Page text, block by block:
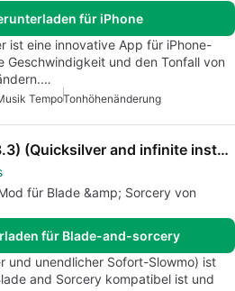
für iPhone
ist eine innovative App für iPhone-
Geschwindigkeit und den Tonfall von
TempoTonhöhenänderung
Time Lord (U8.3) (Quicksilver and infinite instant slowmo)
für Blade &amp; Sorcery von
für Blade-and-sorcery
und unendlicher Sofort-Slowmo) ist
and Sorcery kompatibel ist und